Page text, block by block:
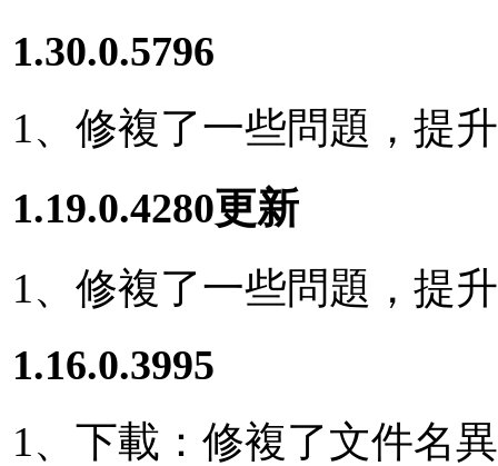
1.30.0.5796
1、修複了一些問題，提
1.19.0.4280更新
1、修複了一些問題，提
1.16.0.3995
1、下載：修複了文件名